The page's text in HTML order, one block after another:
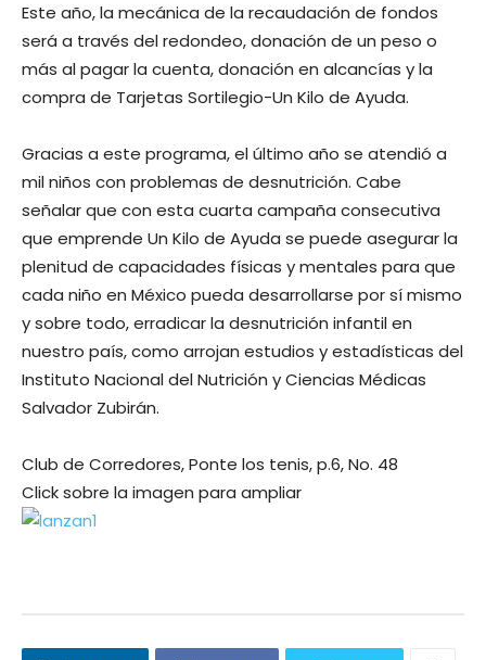
Este año, la mecánica de la recaudación de fondos
será a través del redondeo, donación de un peso o
más al pagar la cuenta, donación en alcancías y la
compra de Tarjetas Sortilegio-Un Kilo de Ayuda.
Gracias a este programa, el último año se atendió a
mil niños con problemas de desnutrición. Cabe
señalar que con esta cuarta campaña consecutiva
que emprende Un Kilo de Ayuda se puede asegurar la
plenitud de capacidades físicas y mentales para que
cada niño en México pueda desarrollarse por sí mismo
y sobre todo, erradicar la desnutrición infantil en
nuestro país, como arrojan estudios y estadísticas del
Instituto Nacional del Nutrición y Ciencias Médicas
Salvador Zubirán.
Club de Corredores, Ponte los tenis, p.6, No. 48
Click sobre la imagen para ampliar